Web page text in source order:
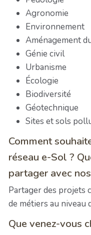
Agronomie
Environnement
Aménagement
Génie civil
Urbanisme
Écologie
Biodiversité
Géotechnique
Sites et sols
Comment
réseau e-Sol ?
partager avec
Partager des projets
de métiers au niveau
Que venez-vous